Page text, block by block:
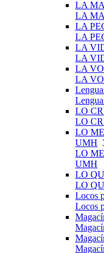
LA
LA
LA
LA
LA
LA
LA
LA
LO
LO
LO
UMH
LO
UMH
LO
LO
Locos
Locos